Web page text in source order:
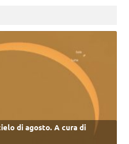
di agosto. A cura di